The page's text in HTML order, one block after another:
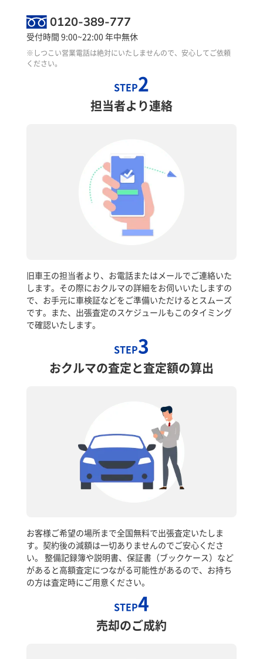
0120-389-777
受付時間 9:00~22:00 年中無休
※しつこい営業電話は絶対にいたしませんので、安心してご依頼
ください。
STEP2
担当者より連絡
旧車王の担当者より、お電話またはメールでご連絡いた
します。その際におクルマの詳細をお伺いいたしますの
で、お手元に車検証などをご準備いただけるとスムーズ
です。また、出張査定のスケジュールもこのタイミング
で確認いたします。
STEP3
おクルマの査定と査定額の算出
お客様ご希望の場所まで全国無料で出張査定いたしま
す。契約後の減額は一切ありませんのでご安心くださ
い。 整備記録簿や説明書、保証書（ブックケース）など
があると高額査定につながる可能性があるので、お持ち
の方は査定時にご用意ください。
STEP4
売却のご成約